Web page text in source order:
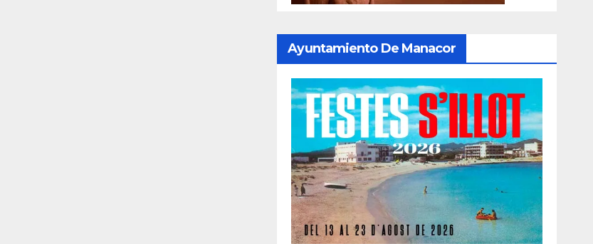
Ayuntamiento De Manacor